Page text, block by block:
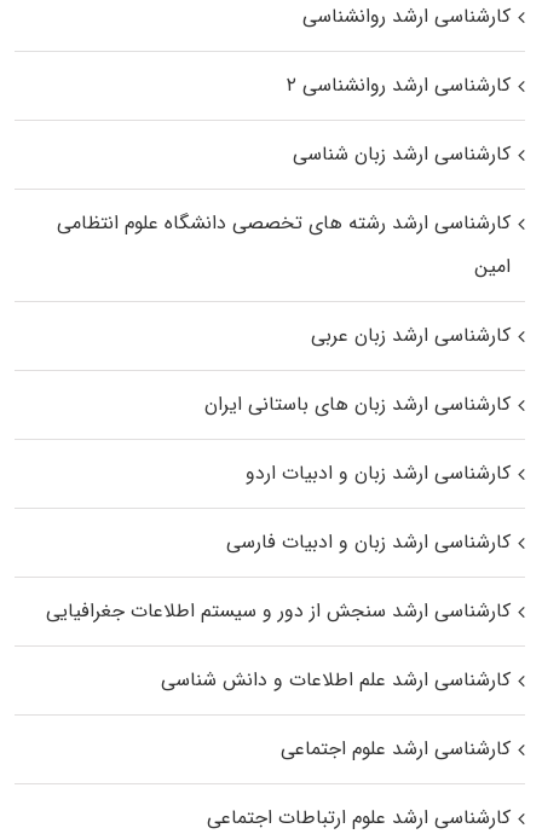
کارشناسی ارشد روانشناسی
کارشناسی ارشد روانشناسی ۲
کارشناسی ارشد زبان شناسی
کارشناسی ارشد رﺷﺘﻪ ﻫﺎی تخصصی داﻧﺸﮕﺎه ﻋﻠﻮم انتظامی
اﻣﻴﻦ
کارشناسی ارشد زبان عربی
کارشناسی ارشد زبان‌ های باستانی ایران
کارشناسی ارشد زبان و ادبیات اردو
کارشناسی ارشد زبان و ادبیات فارسی
کارشناسی ارشد سنجش از دور و سیستم اطلاعات جغرافیایی
کارشناسی ارشد علم اطلاعات و دانش شناسی
کارشناسی ارشد علوم اجتماعی
کارشناسی ارشد علوم ارتباطات اجتماعی